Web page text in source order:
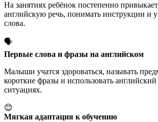
На занятиях ребёнок постепенно
английскую речь, понимать инструкции и
слова.
🗣️
Первые слова и фразы на английском
Малыши учатся здороваться, называть
короткие фразы и использовать
ситуациях.
😊
Мягкая адаптация к обучению